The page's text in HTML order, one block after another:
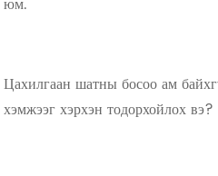
юм.
Цахилгаан шатны босоо ам
хэмжээг хэрхэн тодорхойлох вэ?